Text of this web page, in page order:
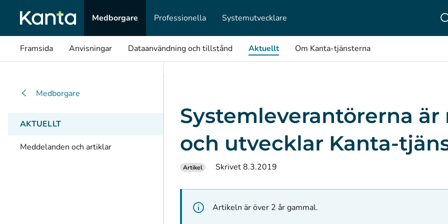
Medborgare
Professionella Systemutvecklare
Framsida Anvisningar Dataanvändning och tillstånd Aktuellt Om Kanta-tjänsterna
Medborgare
AKTUELLT
Meddelanden och artiklar
Systemleverantörerna är
och utvecklar Kanta-
Artikel Skrivet 8.3.2019
Artikeln är över 2 år gammal.